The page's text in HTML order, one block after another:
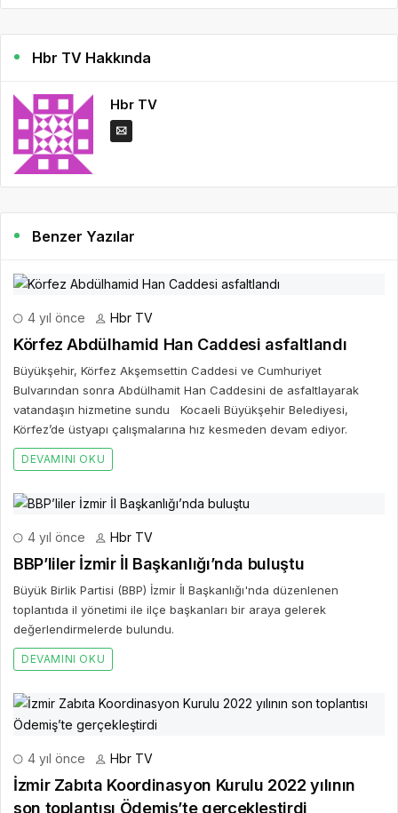
Hbr TV Hakkında
Hbr TV
Benzer Yazılar
4 yıl önce Hbr TV
Körfez Abdülhamid Han Caddesi asfaltlandı
Büyükşehir, Körfez Akşemsettin Caddesi ve Cumhuriyet
Bulvarından sonra Abdülhamit Han Caddesini de asfaltlayarak
vatandaşın hizmetine sundu Kocaeli Büyükşehir Belediyesi,
Körfez’de üstyapı çalışmalarına hız kesmeden devam ediyor.
DEVAMINI OKU
4 yıl önce Hbr TV
BBP’liler İzmir İl Başkanlığı’nda buluştu
Büyük Birlik Partisi (BBP) İzmir İl Başkanlığı'nda düzenlenen
toplantıda il yönetimi ile ilçe başkanları bir araya gelerek
değerlendirmelerde bulundu.
DEVAMINI OKU
4 yıl önce Hbr TV
İzmir Zabıta Koordinasyon Kurulu 2022 yılının
son toplantısı Ödemiş’te gerçekleştirdi